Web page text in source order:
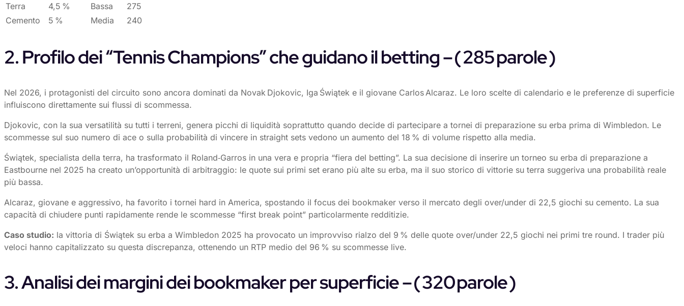
Terra
4,5 % Bassa
275
Cemento
5 % Media 240
2. Profilo dei “Tennis Champions” che guidano il betting – ( 285 parole )
Nel 2026, i protagonisti del circuito sono ancora dominati da Novak Djokovic, Iga Świątek e il giovane Carlos Alcaraz. Le loro scelte di calendario e le preferenze di superficie
influiscono direttamente sui flussi di scommessa.
Djokovic, con la sua versatilità su tutti i terreni, genera picchi di liquidità soprattutto quando decide di partecipare a tornei di preparazione su erba prima di Wimbledon. Le
scommesse sul suo numero di ace o sulla probabilità di vincere in straight sets vedono un aumento del 18 % di volume rispetto alla media.
Świątek, specialista della terra, ha trasformato il Roland‑Garros in una vera e propria “fiera del betting”. La sua decisione di inserire un torneo su erba di preparazione a
Eastbourne nel 2025 ha creato un’opportunità di arbitraggio: le quote sui primi set erano più alte su erba, ma il suo storico di vittorie su terra suggeriva una probabilità reale
più bassa.
Alcaraz, giovane e aggressivo, ha favorito i tornei hard in America, spostando il focus dei bookmaker verso il mercato degli over/under di 22,5 giochi su cemento. La sua
capacità di chiudere punti rapidamente rende le scommesse “first break point” particolarmente redditizie.
Caso studio: la vittoria di Świątek su erba a Wimbledon 2025 ha provocato un improvviso rialzo del 9 % delle quote over/under 22,5 giochi nei primi tre round. I trader più
veloci hanno capitalizzato su questa discrepanza, ottenendo un RTP medio del 96 % su scommesse live.
3. Analisi dei margini dei bookmaker per superficie – ( 320 parole )